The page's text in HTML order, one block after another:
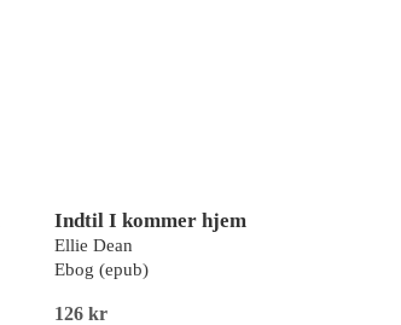
Indtil I kommer hjem
Ellie Dean
Ebog (epub)
126 kr